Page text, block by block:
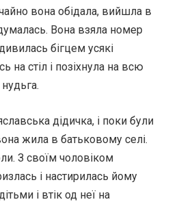
вона обідала, вийшла в
Вона взяла номер
бігцем усякі
на стіл і позіхнула на всю
дідичка, і поки були
жила в батьковому селі.
З своїм чоловіком
і настирилась йому
і втік од неї на